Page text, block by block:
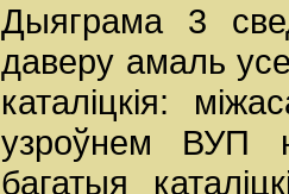
Дыяграма 3
даверу амаль
каталіцкія:
узроўнем ВУП
багатыя